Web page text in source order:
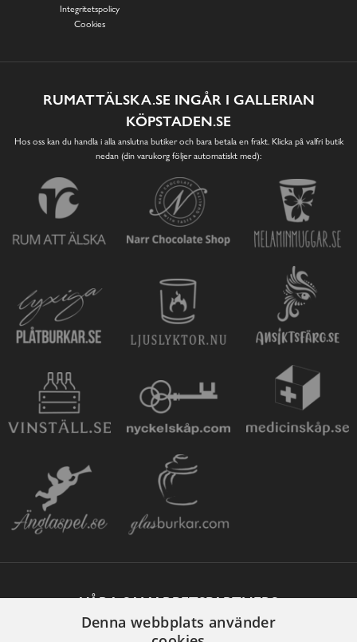
Integritetspolicy
Cookies
RUMATTÄLSKA.SE INGÅR I GALLERIAN
KÖPSTADEN.SE
Hos oss kan du handla i alla anslutna butiker och bara betala en frakt. Klicka på valfri butik
nedan (din varukorg följer automatiskt med):
VÅRA SAMARBETSPARTNERS
Denna webbplats använder